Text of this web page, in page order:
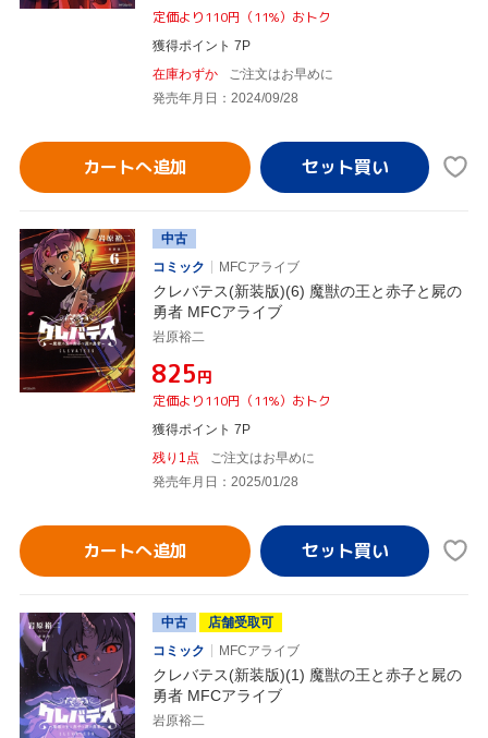
定価より110円（11%）おトク
獲得ポイント 7P
在庫わずか
ご注文はお早めに
発売年月日：2024/09/28
カートへ追加
中古
コミック
MFCアライブ
クレバテス(新装版)(6) 魔獣の王と赤子と屍の
勇者 MFCアライブ
岩原裕二
¥825円
定価より110円（11%）おトク
獲得ポイント 7P
残り1点
ご注文はお早めに
発売年月日：2025/01/28
カートへ追加
中古
店舗受取可
コミック
MFCアライブ
クレバテス(新装版)(1) 魔獣の王と赤子と屍の
勇者 MFCアライブ
岩原裕二